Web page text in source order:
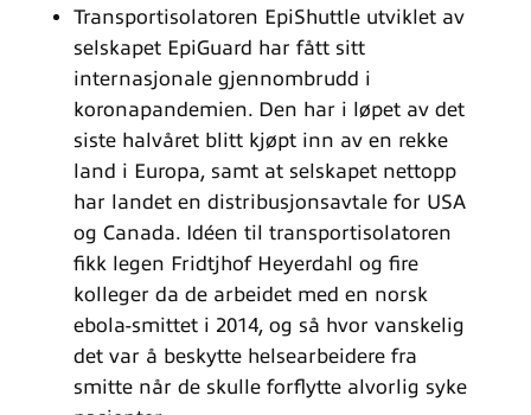
Transportisolatoren EpiShuttle utviklet av
selskapet EpiGuard har fått sitt
internasjonale gjennombrudd i
koronapandemien. Den har i løpet av det
siste halvåret blitt kjøpt inn av en rekke
land i Europa, samt at selskapet nettopp
har landet en distribusjonsavtale for USA
og Canada. Idéen til transportisolatoren
fikk legen Fridtjhof Heyerdahl og fire
kolleger da de arbeidet med en norsk
ebola-smittet i 2014, og så hvor vanskelig
det var å beskytte helsearbeidere fra
smitte når de skulle forflytte alvorlig syke